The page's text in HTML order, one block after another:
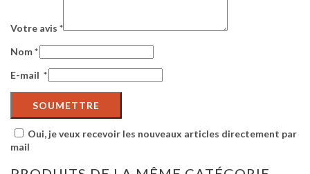
Votre avis *
Nom*
E-mail *
Oui, je veux recevoir les nouveaux articles directement par
mail